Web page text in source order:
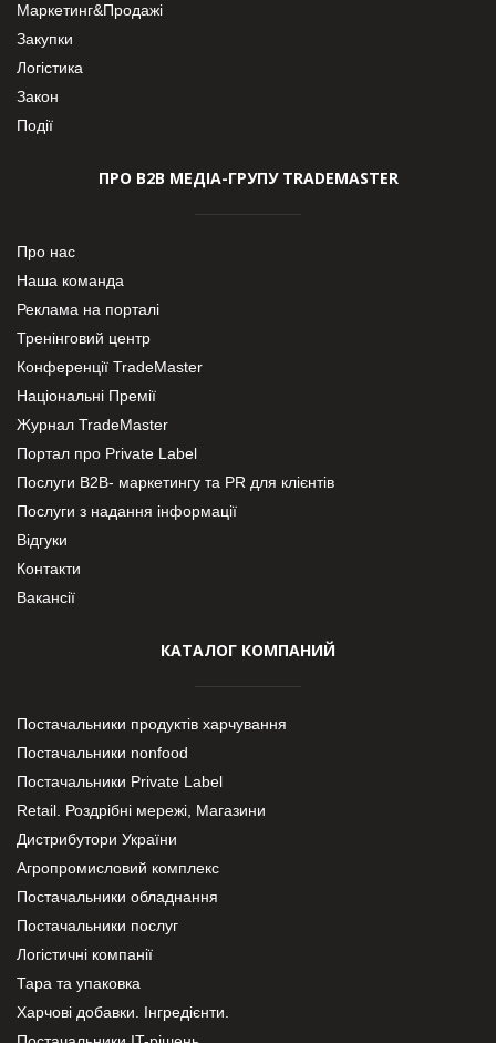
Маркетинг&Продажі
Закупки
Логістика
Закон
Події
ПРО В2В МЕДІА-ГРУПУ TRADEMASTER
Про нас
Наша команда
Реклама на порталі
Тренінговий центр
Конференції TradeMaster
Національні Премії
Журнал TradeMaster
Портал про Private Label
Послуги В2В- маркетингу та PR для клієнтів
Послуги з надання інформації
Відгуки
Контакти
Вакансії
КАТАЛОГ КОМПАНИЙ
Постачальники продуктів харчування
Постачальники nonfood
Постачальники Private Label
Retail. Роздрібні мережі, Магазини
Дистрибутори України
Агропромисловий комплекс
Постачальники обладнання
Постачальники послуг
Логістичні компанії
Тара та упаковка
Харчові добавки. Інгредієнти.